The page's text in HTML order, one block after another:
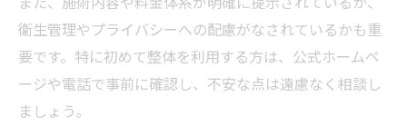
衛生管理やプライバシーへの配慮がなされているかも重
要です。特に初めて整体を利用する方は、公式ホームペ
ージや電話で事前に確認し、不安な点は遠慮なく相談し
ましょう。